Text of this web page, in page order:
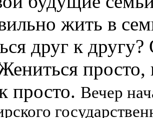
жить в
друг к
просто. Вечер